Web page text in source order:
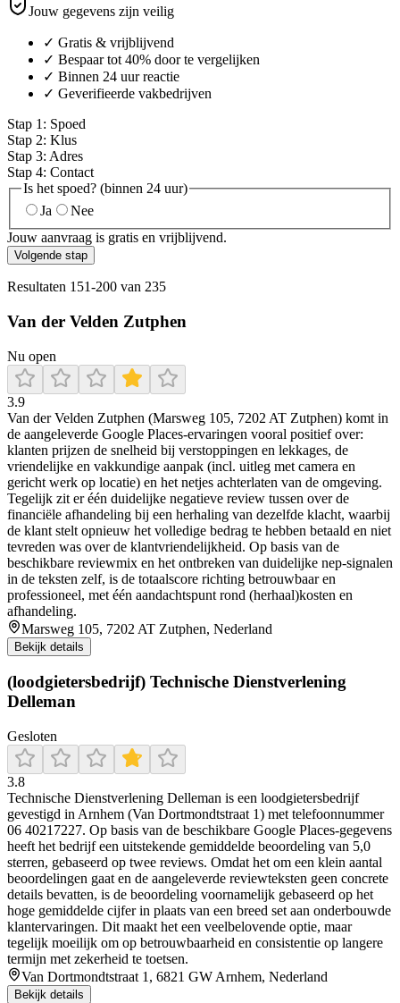
Jouw gegevens zijn veilig
✓ Gratis & vrijblijvend
✓ Bespaar tot 40% door te vergelijken
✓ Binnen 24 uur reactie
✓ Geverifieerde vakbedrijven
Stap 1 : Spoed
Stap 2: Klus
Stap 3: Adres
Stap 4: Contact
Is het spoed? (binnen 24 uur)
Ja
Nee
Jouw aanvraag is gratis en vrijblijvend.
Volgende stap
Resultaten 151-200 van 235
Van der Velden Zutphen
Nu open
3.9
Van der Velden Zutphen (Marsweg 105, 7202 AT Zutphen) komt in
de aangeleverde Google Places-ervaringen vooral positief over:
klanten prijzen de snelheid bij verstoppingen en lekkages, de
vriendelijke en vakkundige aanpak (incl. uitleg met camera en
gericht werk op locatie) en het netjes achterlaten van de omgeving.
Tegelijk zit er één duidelijke negatieve review tussen over de
financiële afhandeling bij een herhaling van dezelfde klacht, waarbij
de klant stelt opnieuw het volledige bedrag te hebben betaald en niet
tevreden was over de klantvriendelijkheid. Op basis van de
beschikbare reviewmix en het ontbreken van duidelijke nep-signalen
in de teksten zelf, is de totaalscore richting betrouwbaar en
professioneel, met één aandachtspunt rond (herhaal)kosten en
afhandeling.
Marsweg 105, 7202 AT Zutphen, Nederland
Bekijk details
(loodgietersbedrijf) Technische Dienstverlening
Delleman
Gesloten
3.8
Technische Dienstverlening Delleman is een loodgietersbedrijf
gevestigd in Arnhem (Van Dortmondtstraat 1) met telefoonnummer
06 40217227. Op basis van de beschikbare Google Places-gegevens
heeft het bedrijf een uitstekende gemiddelde beoordeling van 5,0
sterren, gebaseerd op twee reviews. Omdat het om een klein aantal
beoordelingen gaat en de aangeleverde reviewteksten geen concrete
details bevatten, is de beoordeling voornamelijk gebaseerd op het
hoge gemiddelde cijfer in plaats van een breed set aan onderbouwde
klantervaringen. Dit maakt het een veelbelovende optie, maar
tegelijk moeilijk om op betrouwbaarheid en consistentie op langere
termijn met zekerheid te toetsen.
Van Dortmondtstraat 1, 6821 GW Arnhem, Nederland
Bekijk details